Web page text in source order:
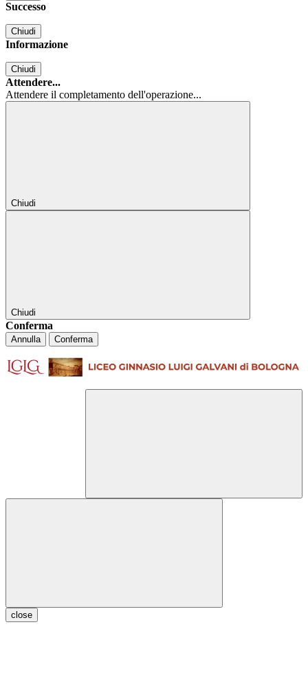
Successo
Chiudi
Informazione
Chiudi
Attendere...
Attendere il completamento dell'operazione...
Chiudi
Chiudi
Conferma
Annulla Conferma
close